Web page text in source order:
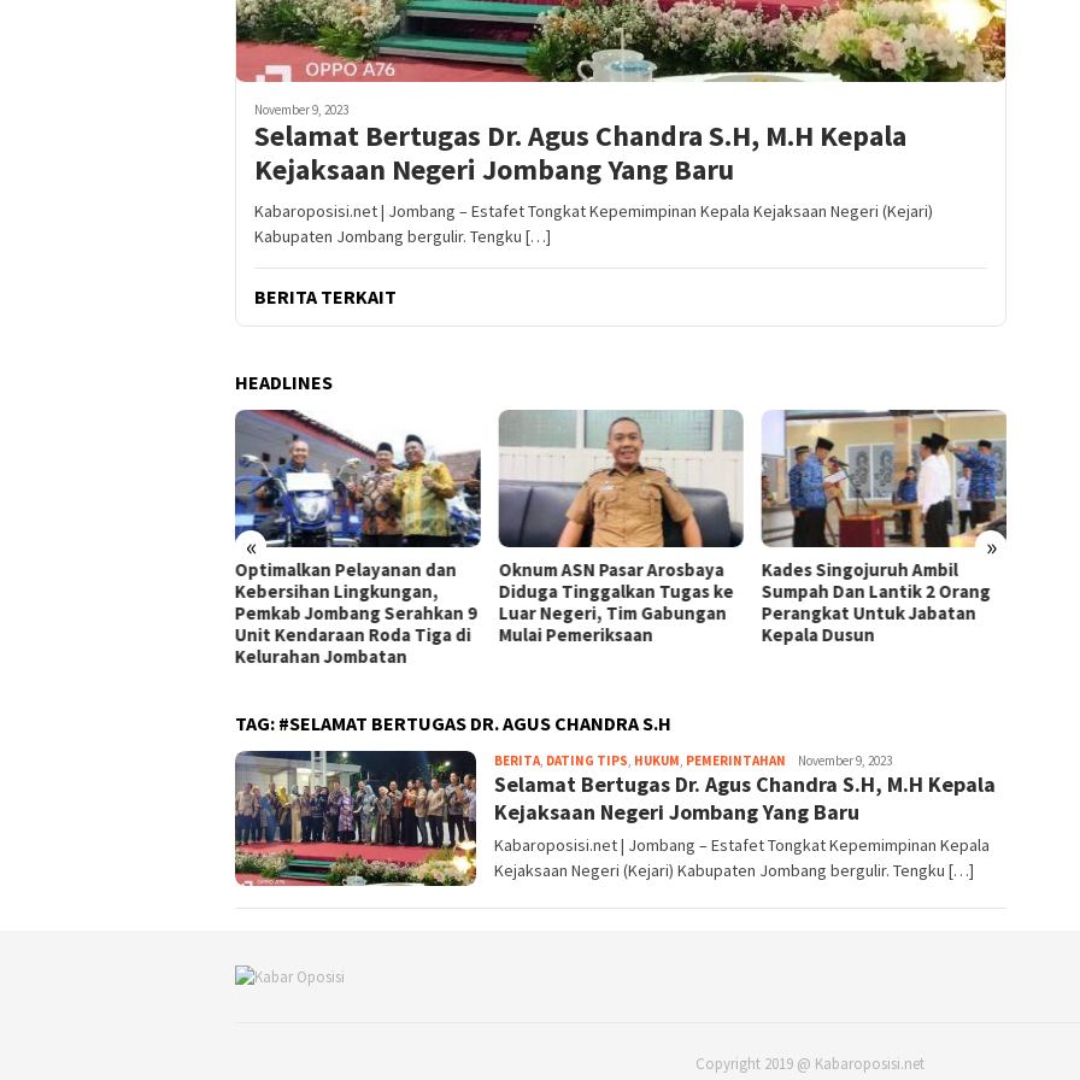
November 9, 2023
Selamat Bertugas Dr. Agus Chandra S.H, M.H Kepala
Kejaksaan Negeri Jombang Yang Baru
Kabaroposisi.net | Jombang – Estafet Tongkat Kepemimpinan Kepala Kejaksaan Negeri (Kejari)
Kabupaten Jombang bergulir. Tengku […]
BERITA TERKAIT
HEADLINES
« »
Pemkab Jombang Serahkan 9
Unit Kendaraan Roda Tiga di
Oknum ASN Pasar Arosbaya
Diduga Tinggalkan Tugas ke
Luar Negeri, Tim Gabungan
Mulai Pemeriksaan
Kades Singojuruh Ambil
Sumpah Dan Lantik 2 Orang
Perangkat Untuk Jabatan
Kepala Dusun
Menuju PKDI Cup Jatim, Laga
Uji Coba PKDI Banyuwangi Vs
PKDI Jember Menang Dengan
Skor 4-0
TAG: #SELAMAT BERTUGAS DR. AGUS CHANDRA S.H
BERITA, DATING TIPS, HUKUM, PEMERINTAHAN Editor
_07
November 9, 2023
Selamat Bertugas Dr. Agus Chandra S.H, M.H Kepala
Kejaksaan Negeri Jombang Yang Baru
Kabaroposisi.net | Jombang – Estafet Tongkat Kepemimpinan Kepala
Kejaksaan Negeri (Kejari) Kabupaten Jombang bergulir. Tengku […]
Copyright 2019 @ Kabaroposisi.net